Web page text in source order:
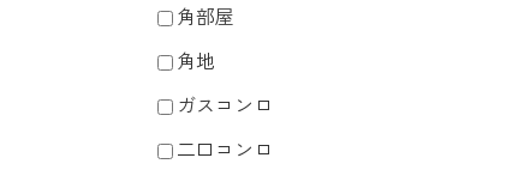
角部屋
角地
ガスコンロ
二口コンロ